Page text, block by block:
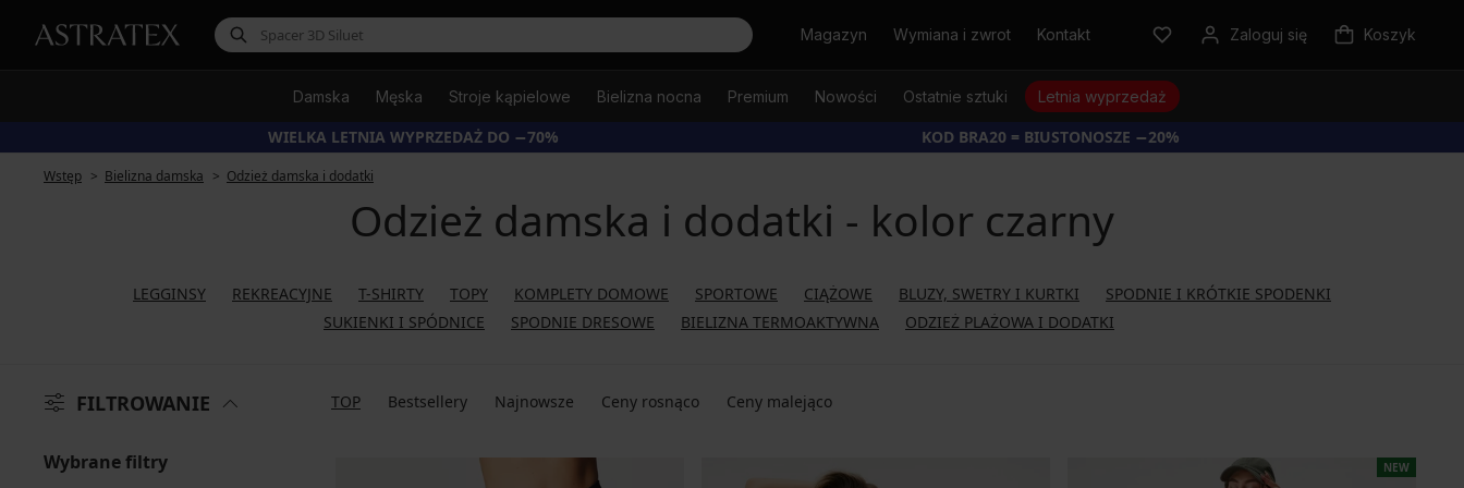
SzukajMagazyn Wymiana i zwrot Kontakt Zaloguj się Koszyk
Damska Męska Stroje kąpielowe Bielizna nocna Premium Nowości Ostatnie sztuki Letnia wyprzedaż
WIELKA LETNIA WYPRZEDAŻ DO −70% KOD BRA20 = BIUSTONOSZE −20%
Wstęp Bielizna damska Odzież damska i dodatki
Odzież damska i dodatki - kolor czarny
LEGGINSY REKREACYJNE T-SHIRTY TOPY KOMPLETY DOMOWE SPORTOWE CIĄŻOWE BLUZY, SWETRY I KURTKI
SPODNIE I KRÓTKIE SPODENKI
SUKIENKI I SPÓDNICE
SPODNIE DRESOWE BIELIZNA TERMOAKTYWNA ODZIEŻ PLAŻOWA I DODATKI
FILTROWANIE TOP Bestsellery Najnowsze Ceny rosnąco Ceny malejąco
Wybrane filtry NEW